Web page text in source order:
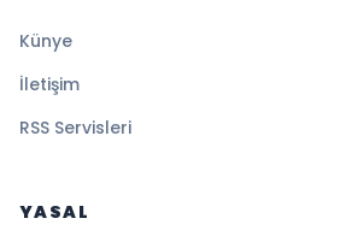
Künye
İletişim
RSS Servisleri
YASAL